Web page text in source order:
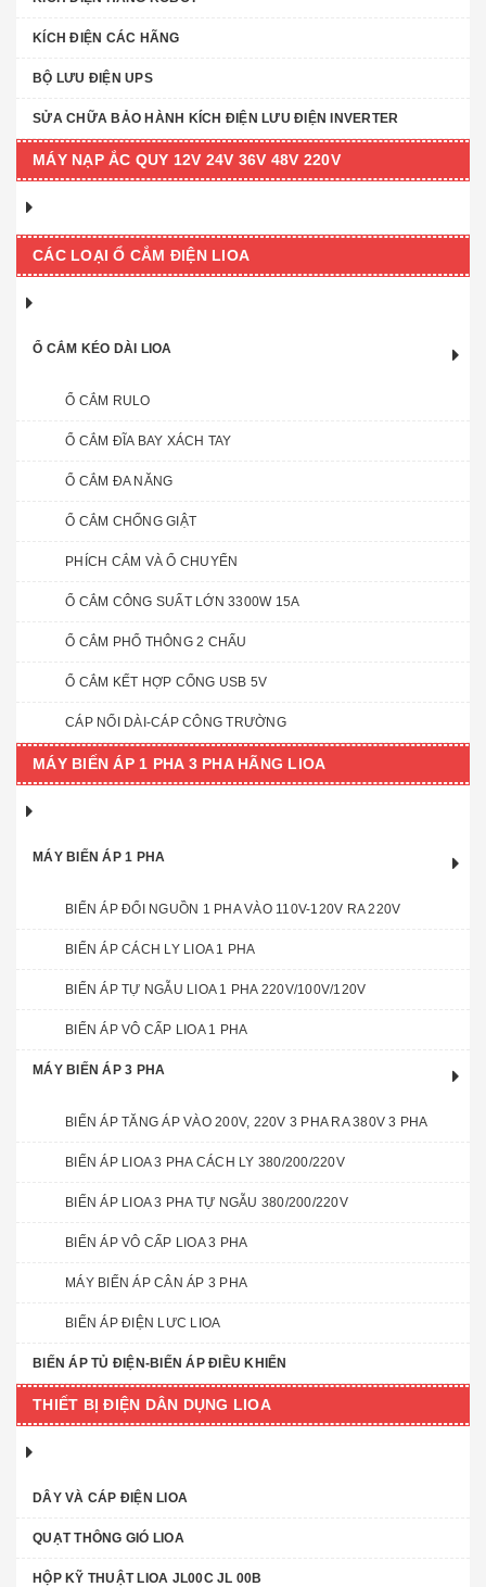
KÍCH ĐIỆN CÁC HÃNG
BỘ LƯU ĐIỆN UPS
SỬA CHỮA BẢO HÀNH KÍCH ĐIỆN LƯU ĐIỆN INVERTER
MÁY NẠP ẮC QUY 12V 24V 36V 48V 220V
CÁC LOẠI Ổ CẮM ĐIỆN LIOA
Ổ CẮM KÉO DÀI LIOA
Ổ CẮM RULO
Ổ CẮM ĐĨA BAY XÁCH TAY
Ổ CẮM ĐA NĂNG
Ổ CẮM CHỐNG GIẬT
PHÍCH CẮM VÀ Ổ CHUYỂN
Ổ CẮM CÔNG SUẤT LỚN 3300W 15A
Ổ CẮM PHỔ THÔNG 2 CHẤU
Ổ CẮM KẾT HỢP CỔNG USB 5V
CÁP NỐI DÀI-CÁP CÔNG TRƯỜNG
MÁY BIẾN ÁP 1 PHA 3 PHA HÃNG LIOA
MÁY BIẾN ÁP 1 PHA
BIẾN ÁP ĐỔI NGUỒN 1 PHA VÀO 110V-120V RA 220V
BIẾN ÁP CÁCH LY LIOA 1 PHA
BIẾN ÁP TỰ NGẪU LIOA 1 PHA 220V/100V/120V
BIẾN ÁP VÔ CẤP LIOA 1 PHA
MÁY BIẾN ÁP 3 PHA
BIẾN ÁP TĂNG ÁP VÀO 200V, 220V 3 PHA RA 380V 3 PHA
BIẾN ÁP LIOA 3 PHA CÁCH LY 380/200/220V
BIẾN ÁP LIOA 3 PHA TỰ NGẪU 380/200/220V
BIẾN ÁP VÔ CẤP LIOA 3 PHA
MÁY BIẾN ÁP CÂN ÁP 3 PHA
BIẾN ÁP ĐIỆN LƯC LIOA
BIẾN ÁP TỦ ĐIỆN-BIẾN ÁP ĐIỀU KHIỂN
THIẾT BỊ ĐIỆN DÂN DỤNG LIOA
DÂY VÀ CÁP ĐIỆN LIOA
QUẠT THÔNG GIÓ LIOA
HỘP KỸ THUẬT LIOA JL00C JL 00B